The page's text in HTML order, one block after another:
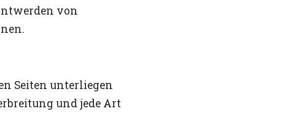
von
Seiten unterliegen
und jede Art